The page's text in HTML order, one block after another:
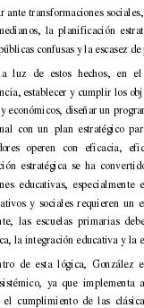
ante transformaciones
la planificación
confusas y la escasez de
luz de estos hechos, en
el
establecer y cumplir los
y económicos, diseñar un
con un plan estratégico
operen con eficacia,
estratégica se ha conv
educativas, especialmente
y sociales requieren un
las escuelas primarias
la integración educativa y la
de esta lógica, González
sistémico, ya que implementa
el cumplimiento de las